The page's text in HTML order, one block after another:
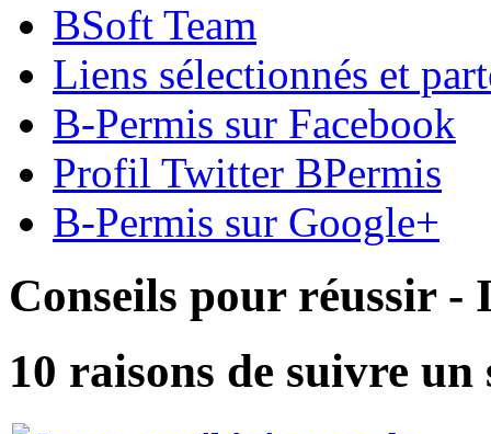
BSoft Team
Liens sélectionnés et
B-Permis sur Facebook
Profil Twitter BPermis
B-Permis sur Google+
Conseils pour réussir -
10 raisons de suivre un